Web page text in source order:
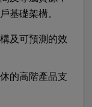
基礎架構。
及可預測的效
的高階產品支